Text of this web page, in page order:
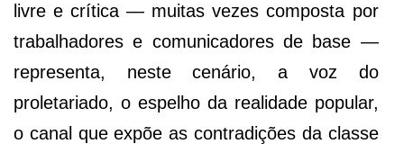
livre e crítica — muitas vezes composta por
trabalhadores e comunicadores de base —
representa, neste cenário, a voz do
proletariado, o espelho da realidade popular,
o canal que expõe as contradições da classe